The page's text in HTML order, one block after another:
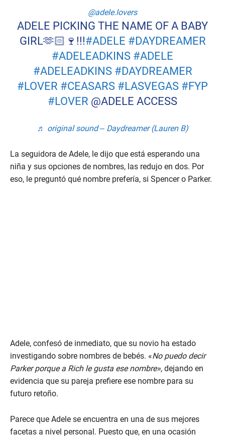
@adele.lovers
ADELE PICKING THE NAME OF A BABY
GIRL🫶🏻🍷!!!#ADELE #DAYDREAMER
#ADELEADKINS #ADELE
#ADELEADKINS #DAYDREAMER
#LOVER #CEASARS #LASVEGAS #FYP
#LOVER @ADELE ACCESS
♬ original sound – Daydreamer (Lauren B)
La seguidora de Adele, le dijo que está esperando una
niña y sus opciones de nombres, las redujo en dos. Por
eso, le preguntó qué nombre prefería, si Spencer o Parker.
Adele, confesó de inmediato, que su novio ha estado
investigando sobre nombres de bebés. «No puedo decir
Parker porque a Rich le gusta ese nombre», dejando en
evidencia que su pareja prefiere ese nombre para su
futuro retoño.
Parece que Adele se encuentra en una de sus mejores
facetas a nivel personal. Puesto que, en una ocasión